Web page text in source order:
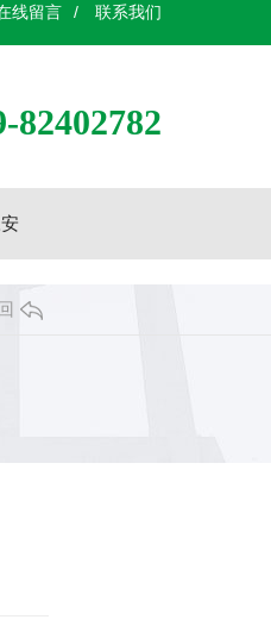
线留言 / 联系我们
82402782